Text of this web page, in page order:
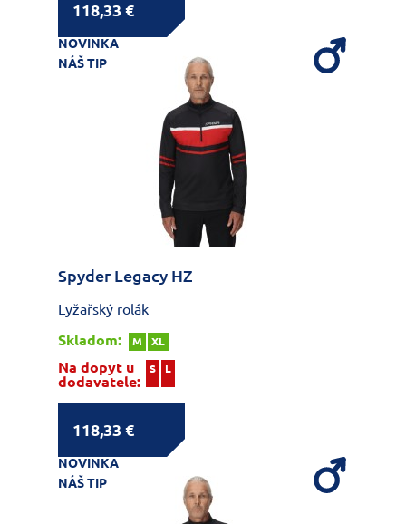
118,33 €
NOVINKA
NÁŠ TIP
Spyder Legacy HZ
Lyžařský rolák
Skladom:
M XL
Na dopyt u
dodavatele:
S L
118,33 €
NOVINKA
NÁŠ TIP